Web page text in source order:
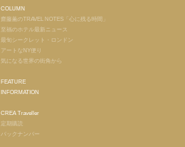
COLUMN
齋藤薫のTRAVEL NOTES「心に残る時間」
至福のホテル最新ニュース
最旬シークレット・ロンドン
アートなNY便り
気になる世界の街角から
FEATURE
INFORMATION
CREA Traveller
定期購読
バックナンバー